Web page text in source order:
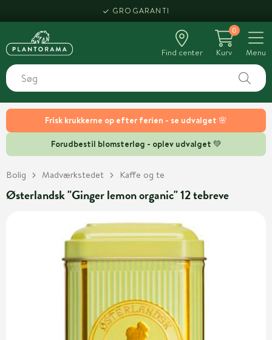
Frisk krukkerne op efter ferien - se udvalget 🌸
Forudbestil blomsterløg - oplev udvalget 💚
GROGARANTI
Find center
0
Kurv
Menu
Bolig Madværkstedet Kaffe og te
Østerlandsk "Ginger lemon organic" 12 tebreve